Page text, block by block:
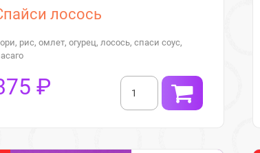
лосось
рис, омлет, огурец, лосось, спаси соус,
₽